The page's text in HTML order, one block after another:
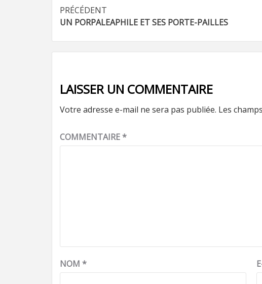
Navigation
d’article
PRÉCÉDENT
UN PORPALEAPHILE ET SES PORTE-PAILLES
LAISSER UN COMMENTAIRE
Votre adresse e-mail ne sera pas publiée. Les
COMMENTAIRE*
NOM *